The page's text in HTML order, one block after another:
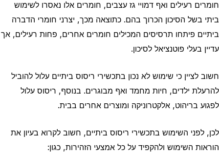
חומרים רעילים ואף דמויי גז עצבים, חומרים אלו נאסרו לשימוש
ביתי בשל הסיכון הכרוך בהם. כתוצאה מכך, יצרני חומרי הדברה
ביתיים פיתחו תרסיסים המכילים חומרים אחרים, פחות רעילים, אך
עדיין בעלי פוטנציאל לסיכון.
חשוב לציין כי שימוש לא נכון בתכשירי ריסוס ביתיים עלול להוביל
להרעלת ילדים, חיות מחמד ואף מבוגרים. בנוסף, ריסוס עלול
לפגוע בריהוט, אלקטרוניקה ומוצרים אחרים בבית.
לכן, לפני השימוש בתכשירי ריסוס ביתיים, חשוב לקרוא בעיון את
הוראות השימוש ולהקפיד על כל אמצעי הזהירות, כגון: